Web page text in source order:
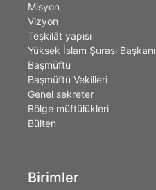
Misyon
Vizyon
Teşkilât yapısı
Yüksek İslam Şurası Başkanı
Başmüftü
Başmüftü Vekilleri
Genel sekreter
Bölge müftülükleri
Bülten
Birimler